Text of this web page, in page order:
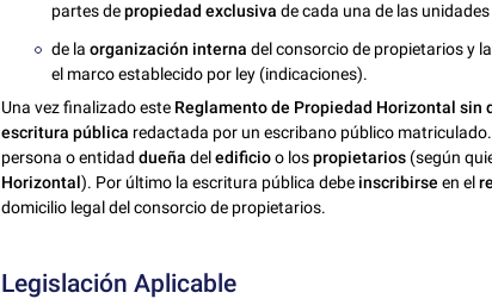
partes depropiedad exclusiva de cada una de las
de laorganización interna del consorcio de propietarios y
el marco establecido por ley (indicaciones).
Una vez finalizado este Reglamento de Propiedad Horizontal sin
escritura pública redactada por un escribano público
persona o entidaddueña deledificioo lospropietarios (según
Horizontal). Por último la escritura pública debe inscribirse en el
domicilio legal del consorcio de propietarios.
Legislación Aplicable